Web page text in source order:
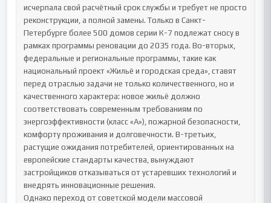
исчерпала свой расчётный срок службы и требует не просто
реконструкции, а полной замены. Только в Санкт-
Петербурге более 500 домов серии К-7 подлежат сносу в
рамках программы реновации до 2035 года. Во-вторых,
федеральные и региональные программы, такие как
национальный проект «Жильё и городская среда», ставят
перед отраслью задачи не только количественного, но и
качественного характера: новое жильё должно
соответствовать современным требованиям по
энергоэффективности (класс «А»), пожарной безопасности,
комфорту проживания и долговечности. В-третьих,
растущие ожидания потребителей, ориентированных на
европейские стандарты качества, вынуждают
застройщиков отказываться от устаревших технологий и
внедрять инновационные решения.
Однако переход от советской модели массовой